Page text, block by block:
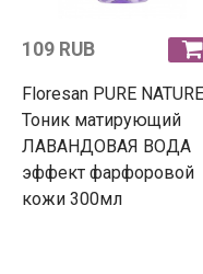
109 RUB
Floresan PURE NATURE
Тоник матирующий
ЛАВАНДОВАЯ ВОДА
эффект фарфоровой
кожи 300мл